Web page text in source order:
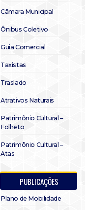
Câmara Municipal
Ônibus Coletivo
Guia Comercial
Taxistas
Traslado
Atrativos Naturais
Patrimônio Cultural –
Folheto
Patrimônio Cultural –
Atas
PUBLICAÇÕES
Plano de Mobilidade